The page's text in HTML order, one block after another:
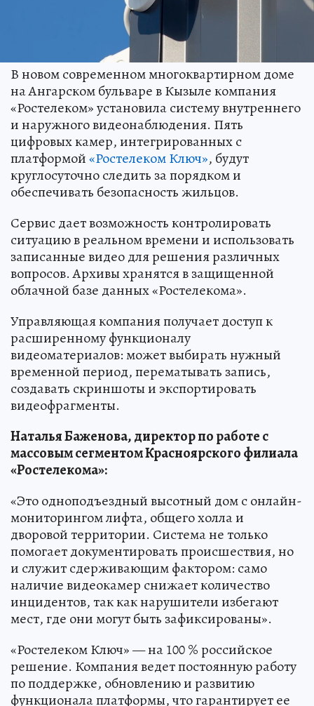
В новом современном многоквартирном доме
на Ангарском бульваре в Кызыле компания
«Ростелеком» установила систему внутреннего
и наружного видеонаблюдения. Пять
цифровых камер, интегрированных с
платформой«Ростелеком Ключ», будут
круглосуточно следить за порядком и
обеспечивать безопасность жильцов.
Сервис дает возможность контролировать
ситуацию в реальном времени и использовать
записанные видео для решения различных
вопросов. Архивы хранятся в защищенной
облачной базе данных «Ростелекома».
Управляющая компания получает доступ к
расширенному функционалу
видеоматериалов: может выбирать нужный
временной период, перематывать запись,
создавать скриншоты и экспортировать
видеофрагменты.
Наталья Баженова, директор по работе с
массовым сегментом Красноярского филиала
«Ростелекома»:
«Это одноподъездный высотный дом с онлайн-
мониторингом лифта, общего холла и
дворовой территории. Система не только
помогает документировать происшествия, но
и служит сдерживающим фактором: само
наличие видеокамер снижает количество
инцидентов, так как нарушители избегают
мест, где они могут быть зафиксированы».
«Ростелеком Ключ» — на 100 % российское
решение. Компания ведет постоянную работу
по поддержке, обновлению и развитию
функционала платформы, что гарантирует ее